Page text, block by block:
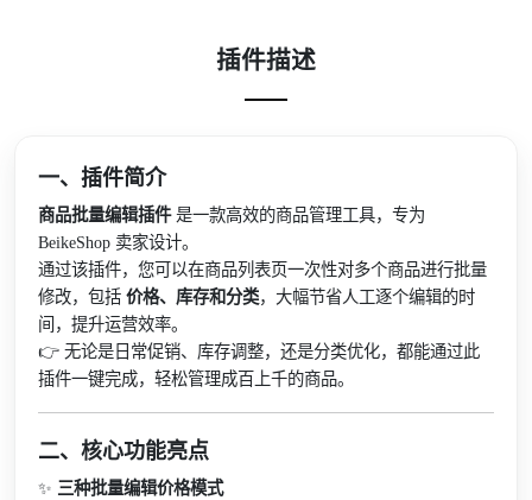
插件描述
一、插件简介
商品批量编辑插件是一款高效的商品管理工具，专为
BeikeShop 卖家设计。
通过该插件，您可以在商品列表页一次性对多个商品进行批量
修改，包括价格、库存和分类，大幅节省人工逐个编辑的时
间，提升运营效率。
👉 无论是日常促销、库存调整，还是分类优化，都能通过此
插件一键完成，轻松管理成百上千的商品。
二、核心功能亮点
✨ 三种批量编辑价格模式